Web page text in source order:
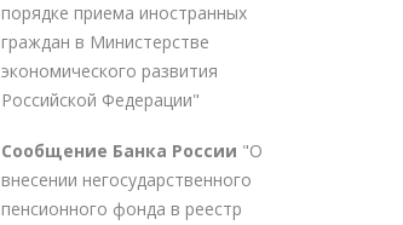
порядке приема иностранных
граждан в Министерстве
экономического развития
Российской Федерации"
Сообщение Банка России "О
внесении негосударственного
пенсионного фонда в реестр